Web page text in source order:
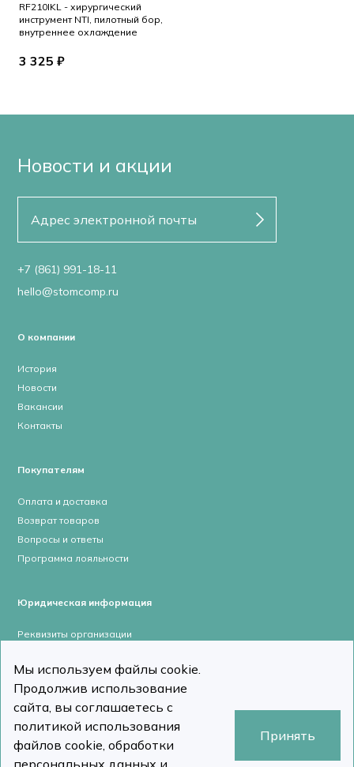
RF210IKL - хирургический
инструмент NTI, пилотный бор,
внутреннее охлаждение
3 325 ₽
Новости и акции
+7 (861) 991-18-11
hello@stomcomp.ru
О компании
История
Новости
Вакансии
Контакты
Покупателям
Оплата и доставка
Возврат товаров
Вопросы и ответы
Программа лояльности
Юридическая информация
Реквизиты организации
Пользовательское соглашение
Политика конфиденциальности
Мы используем файлы cookie.
Продолжив использование
сайта, вы соглашаетесь с
политикой использования
файлов cookie, обработки
персональных данных и
Принять